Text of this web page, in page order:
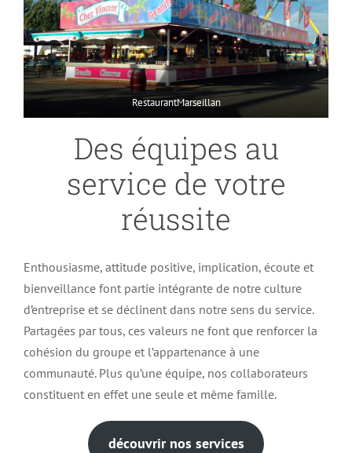
RestaurantMarseillan
Des équipes au
service de votre
réussite
Enthousiasme, attitude positive, implication, écoute et
bienveillance font partie intégrante de notre culture
d’entreprise et se déclinent dans notre sens du service.
Partagées par tous, ces valeurs ne font que renforcer la
cohésion du groupe et l’appartenance à une
communauté. Plus qu’une équipe, nos collaborateurs
constituent en effet une seule et même famille.
découvrir nos services